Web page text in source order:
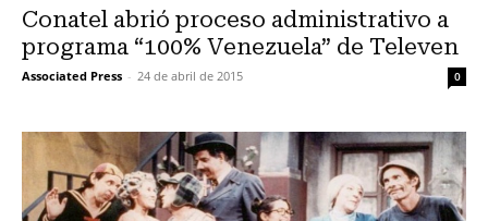
Conatel abrió proceso administrativo a
programa “100% Venezuela” de Televen
Associated Press - 24 de abril de 2015 0